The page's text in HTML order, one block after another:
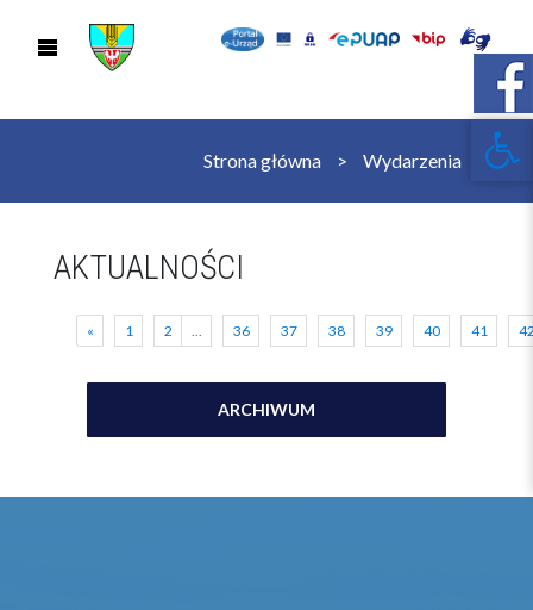
Strona główna Wydarzenia
AKTUALNOŚCI
« 1 2 ... 36 37 38 39 40 41
ARCHIWUM